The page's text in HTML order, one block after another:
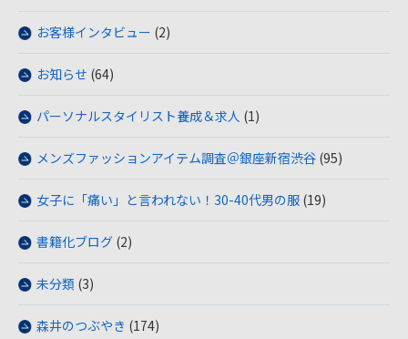
お客様インタビュー (2)
お知らせ (64)
パーソナルスタイリスト養成＆求人 (1)
メンズファッションアイテム調査＠銀座新宿渋谷 (95)
女子に「痛い」と言われない！30-40代男の服 (19)
書籍化ブログ (2)
未分類 (3)
森井のつぶやき (174)